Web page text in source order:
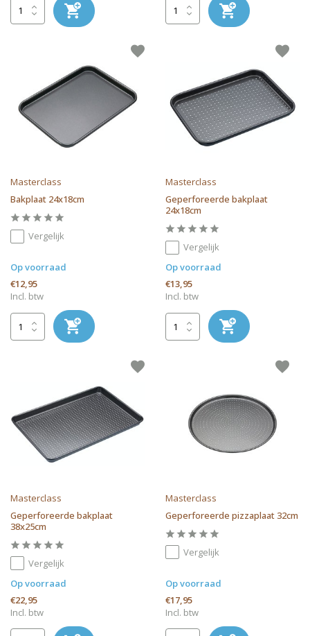
Masterclass
Bakplaat 24x18cm
Vergelijk
Op voorraad
€12,95
Incl. btw
Masterclass
Geperforeerde bakplaat
24x18cm
Vergelijk
Op voorraad
€13,95
Incl. btw
Masterclass
Geperforeerde bakplaat
38x25cm
Vergelijk
Op voorraad
€22,95
Incl. btw
Masterclass
Geperforeerde pizzaplaat 32cm
Vergelijk
Op voorraad
€17,95
Incl. btw